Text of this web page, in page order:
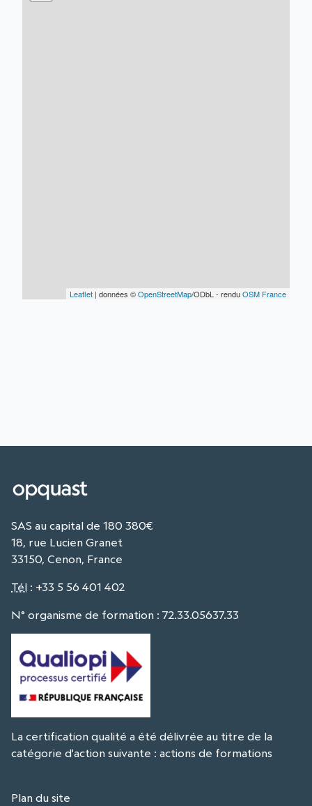
Leaflet | données ©OpenStreetMap/ODbL - renduOSM France
SAS au capital de 180 380€
18, rue Lucien Granet
33150, Cenon, France
Tél : +33 5 56 401 402
N° organisme de formation : 72.33.05637.33
La certification qualité a été délivrée au titre de la
catégorie d'action suivante : actions de formations
Plan du site